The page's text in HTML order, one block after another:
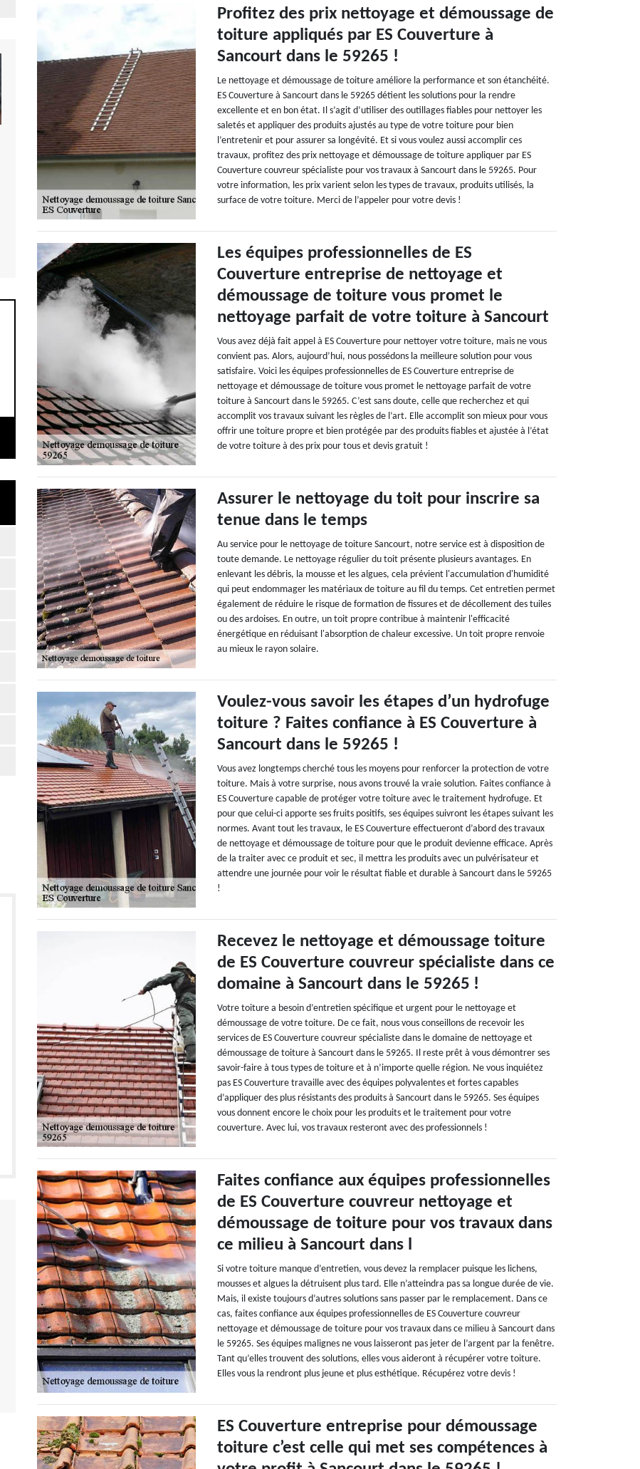
Profitez des prix nettoyage et démoussage de
toiture appliqués par ES Couverture à
Sancourt dans le 59265 !
Le nettoyage et démoussage de toiture améliore la performance et son étanchéité.
ES Couverture à Sancourt dans le 59265 détient les solutions pour la rendre
excellente et en bon état. Il s’agit d’utiliser des outillages fiables pour nettoyer les
saletés et appliquer des produits ajustés au type de votre toiture pour bien
l’entretenir et pour assurer sa longévité. Et si vous voulez aussi accomplir ces
travaux, profitez des prix nettoyage et démoussage de toiture appliquer par ES
Couverture couvreur spécialiste pour vos travaux à Sancourt dans le 59265. Pour
votre information, les prix varient selon les types de travaux, produits utilisés, la
surface de votre toiture. Merci de l’appeler pour votre devis !
Les équipes professionnelles de ES
Couverture entreprise de nettoyage et
démoussage de toiture vous promet le
nettoyage parfait de votre toiture à Sancourt
Vous avez déjà fait appel à ES Couverture pour nettoyer votre toiture, mais ne vous
convient pas. Alors, aujourd’hui, nous possédons la meilleure solution pour vous
satisfaire. Voici les équipes professionnelles de ES Couverture entreprise de
nettoyage et démoussage de toiture vous promet le nettoyage parfait de votre
toiture à Sancourt dans le 59265. C’est sans doute, celle que recherchez et qui
accomplit vos travaux suivant les règles de l’art. Elle accomplit son mieux pour vous
offrir une toiture propre et bien protégée par des produits fiables et ajustée à l’état
de votre toiture à des prix pour tous et devis gratuit !
Assurer le nettoyage du toit pour inscrire sa
tenue dans le temps
Au service pour le nettoyage de toiture Sancourt, notre service est à disposition de
toute demande. Le nettoyage régulier du toit présente plusieurs avantages. En
enlevant les débris, la mousse et les algues, cela prévient l'accumulation d'humidité
qui peut endommager les matériaux de toiture au fil du temps. Cet entretien permet
également de réduire le risque de formation de fissures et de décollement des tuiles
ou des ardoises. En outre, un toit propre contribue à maintenir l'efficacité
énergétique en réduisant l'absorption de chaleur excessive. Un toit propre renvoie
au mieux le rayon solaire.
Voulez-vous savoir les étapes d’un hydrofuge
toiture ? Faites confiance à ES Couverture à
Sancourt dans le 59265 !
Vous avez longtemps cherché tous les moyens pour renforcer la protection de votre
toiture. Mais à votre surprise, nous avons trouvé la vraie solution. Faites confiance à
ES Couverture capable de protéger votre toiture avec le traitement hydrofuge. Et
pour que celui-ci apporte ses fruits positifs, ses équipes suivront les étapes suivant les
normes. Avant tout les travaux, le ES Couverture effectueront d’abord des travaux
de nettoyage et démoussage de toiture pour que le produit devienne efficace. Après
de la traiter avec ce produit et sec, il mettra les produits avec un pulvérisateur et
attendre une journée pour voir le résultat fiable et durable à Sancourt dans le 59265
!
Recevez le nettoyage et démoussage toiture
de ES Couverture couvreur spécialiste dans ce
domaine à Sancourt dans le 59265 !
Votre toiture a besoin d’entretien spécifique et urgent pour le nettoyage et
démoussage de votre toiture. De ce fait, nous vous conseillons de recevoir les
services de ES Couverture couvreur spécialiste dans le domaine de nettoyage et
démoussage de toiture à Sancourt dans le 59265. Il reste prêt à vous démontrer ses
savoir-faire à tous types de toiture et à n’importe quelle région. Ne vous inquiétez
pas ES Couverture travaille avec des équipes polyvalentes et fortes capables
d’appliquer des plus résistants des produits à Sancourt dans le 59265. Ses équipes
vous donnent encore le choix pour les produits et le traitement pour votre
couverture. Avec lui, vos travaux resteront avec des professionnels !
Faites confiance aux équipes professionnelles
de ES Couverture couvreur nettoyage et
démoussage de toiture pour vos travaux dans
ce milieu à Sancourt dans l
Si votre toiture manque d’entretien, vous devez la remplacer puisque les lichens,
mousses et algues la détruisent plus tard. Elle n’atteindra pas sa longue durée de vie.
Mais, il existe toujours d’autres solutions sans passer par le remplacement. Dans ce
cas, faites confiance aux équipes professionnelles de ES Couverture couvreur
nettoyage et démoussage de toiture pour vos travaux dans ce milieu à Sancourt dans
le 59265. Ses équipes malignes ne vous laisseront pas jeter de l’argent par la fenêtre.
Tant qu’elles trouvent des solutions, elles vous aideront à récupérer votre toiture.
Elles vous la rendront plus jeune et plus esthétique. Récupérez votre devis !
ES Couverture entreprise pour démoussage
toiture c’est celle qui met ses compétences à